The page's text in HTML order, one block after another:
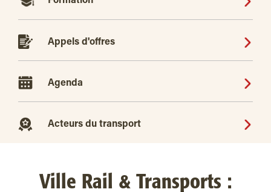
Appels d'offres
Agenda
Acteurs du transport
Ville Rail & Transports :